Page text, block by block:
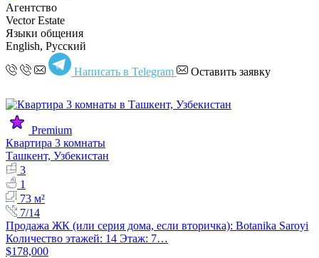
Агентство
Vector Estate
Языки общения
English, Русский
Написать в Telegram Оставить заявку
Premium
Квартира 3 комнаты
Ташкент, Узбекистан
3
1
73 м²
7/14
Продажа ЖК (или серия дома, если вторичка): Botanika Saroyi
Количество этажей: 14 Этаж: 7…
$178,000